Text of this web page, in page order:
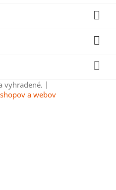



vyhradené. |
a webov